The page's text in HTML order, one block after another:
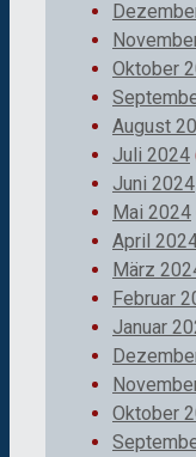
Oktober
August
Juli 2024
Juni 2024
Mai 2024
April
März
Februar
Januar
Oktober